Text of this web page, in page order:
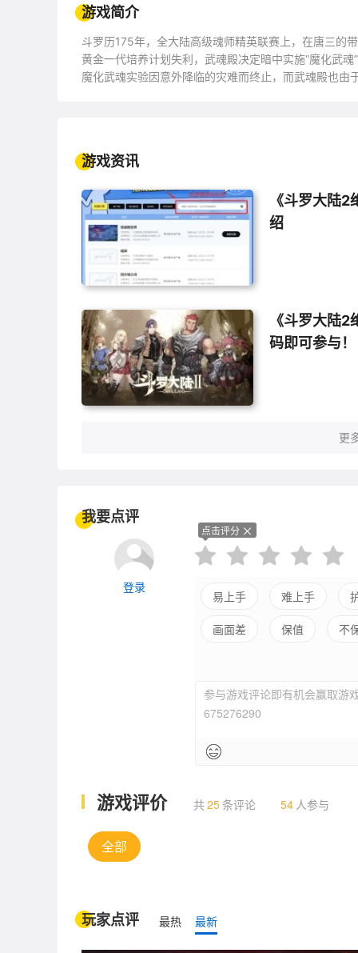
游戏简介
斗罗历175年，全大陆高级魂师精英联赛上，在唐三的
黄金一代培养计划失利，武魂殿决定暗中实施“魔化武
魔化武魂实验因意外降临的灾难而终止，而武魂殿也由
游戏资讯
《斗罗大陆
绍
《斗罗大陆
码即可参与！
更
我要点评
登录
点击评分
易上手 难上手
画面差 保值 不
低自由
参与游戏评论即有机会赢取游
675276290
游戏评价 共25条评论 54 人参与
全部
玩家点评 最热 最新